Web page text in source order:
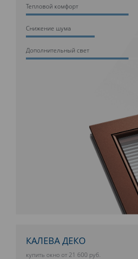
Тепловой комфорт
Cнижение шума
Дополнительный свет
КАЛЕВА ДЕКО
купить окно от 21 600 руб.